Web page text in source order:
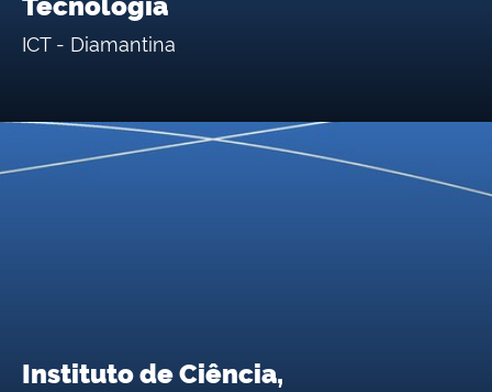
Tecnologia
ICT - Diamantina
Instituto de Ciência,